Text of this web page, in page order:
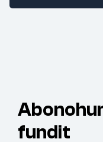
fundit